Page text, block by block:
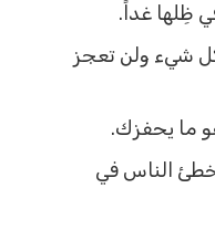
ظِلها غداً.
شيء ولن تعجز
ما يحفزك.
الناس في